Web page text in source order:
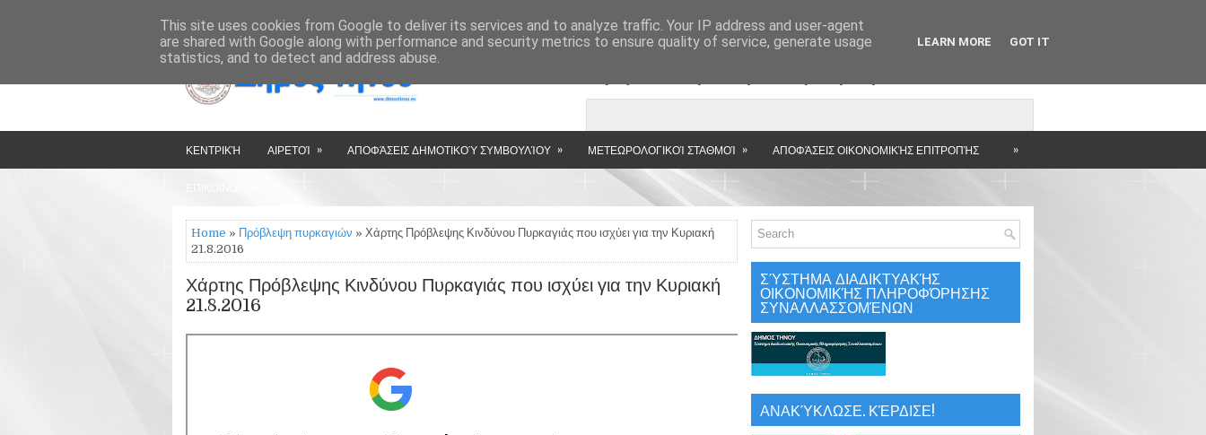
HOME ΔΉΜΟΣ ΤΉΝΟΥ » » »
ΚΕΝΤΡΙΚΉ ΑΙΡΕΤΟΊ » ΑΠΟΦΆΣΕΙΣ ΔΗΜΟΤΙΚΟΎ ΣΥΜΒΟΥΛΊΟΥ » ΜΕΤΕΩΡΟΛΟΓΙΚΟΊ ΣΤΑΘΜΟΊ » ΑΠΟΦΆΣΕΙΣ ΟΙΚΟΝΟΜΙΚΉΣ ΕΠΙΤΡΟΠΉΣ »
Home » Πρόβλεψη πυρκαγιών » Χάρτης Πρόβλεψης Κινδύνου Πυρκαγιάς που ισχύει για την Κυριακή
21.8.2016
Χάρτης Πρόβλεψης Κινδύνου Πυρκαγιάς που ισχύει για την Κυριακή
21.8.2016
ΣΎΣΤΗΜΑ ΔΙΑΔΙΚΤΥΑΚΉΣ
ΟΙΚΟΝΟΜΙΚΉΣ ΠΛΗΡΟΦΌΡΗΣΗΣ
ΣΥΝΑΛΛΑΣΣΟΜΈΝΩΝ
ΑΝΑΚΎΚΛΩΣΕ. ΚΈΡΔΙΣΕ!
This site uses cookies from Google to deliver its services and to analyze traffic. Your IP address and user-agent
are shared with Google along with performance and security metrics to ensure quality of service, generate usage
statistics, and to detect and address abuse.
LEARN MORE GOT IT